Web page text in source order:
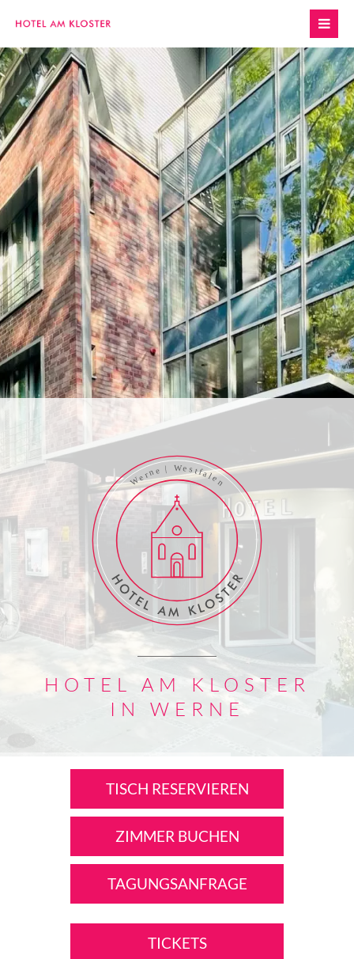
HOTEL AM KLOSTER
IN WERNE
TISCH RESERVIEREN
ZIMMER BUCHEN
TAGUNGSANFRAGE
TICKETS